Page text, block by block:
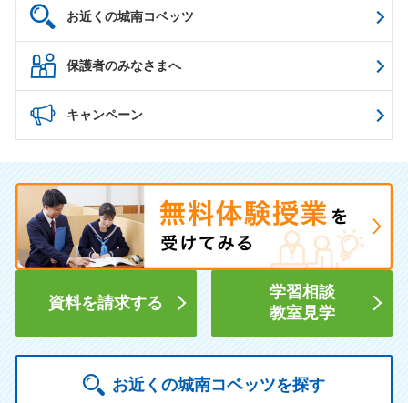
お近くの城南コベッツ
保護者のみなさまへ
キャンペーン
資料を請求する
学習相談
教室見学
お近くの城南コベッツを探す